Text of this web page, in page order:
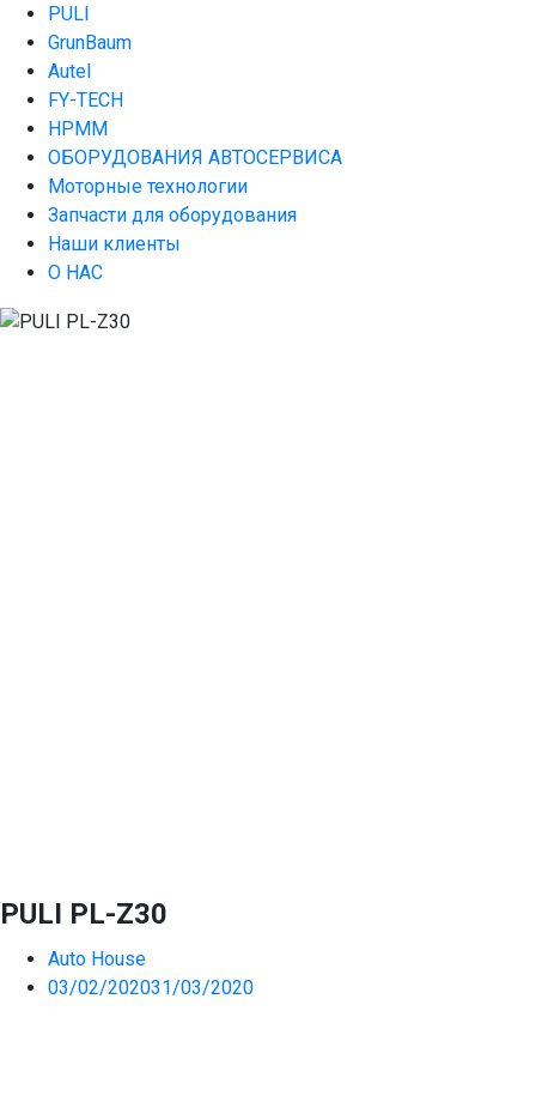
PULI
GrunBaum
Autel
FY-TECH
HPMM
ОБОРУДОВАНИЯ АВТОСЕРВИСА
Моторные технологии
Запчасти для оборудования
Наши клиенты
О НАС
PULI PL-Z30
Auto House
03/02/202031/03/2020